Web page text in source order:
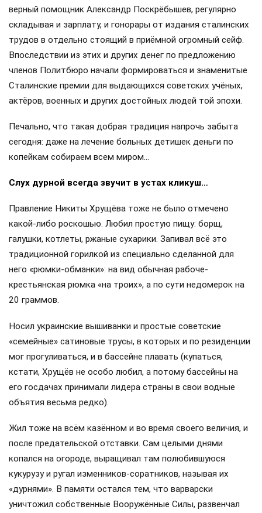
верный помощник Александр Поскрёбышев, регулярно
складывая и зарплату, и гонорары от издания сталинских
трудов в отдельно стоящий в приёмной огромный сейф.
Впоследствии из этих и других денег по предложению
членов Политбюро начали формироваться и знаменитые
Сталинские премии для выдающихся советских учёных,
актёров, военных и других достойных людей той эпохи.
Печально, что такая добрая традиция напрочь забыта
сегодня: даже на лечение больных детишек деньги по
копейкам собираем всем миром…
Слух дурной всегда звучит в устах кликуш…
Правление Никиты Хрущёва тоже не было отмечено
какой-либо роскошью. Любил простую пищу: борщ,
галушки, котлеты, ржаные сухарики. Запивал всё это
традиционной горилкой из специально сделанной для
него «рюмки-обманки»: на вид обычная рабоче-
крестьянская рюмка «на троих», а по сути недомерок на
20 граммов.
Носил украинские вышиванки и простые советские
«семейные» сатиновые трусы, в которых и по резиденции
мог прогуливаться, и в бассейне плавать (купаться,
кстати, Хрущёв не особо любил, а потому бассейны на
его госдачах принимали лидера страны в свои водные
объятия весьма редко).
Жил тоже на всём казённом и во время своего величия, и
после предательской отставки. Сам целыми днями
копался на огороде, выращивал там полюбившуюся
кукурузу и ругал изменников-соратников, называя их
«дурнями». В памяти остался тем, что варварски
уничтожил собственные Вооружённые Силы, развенчал